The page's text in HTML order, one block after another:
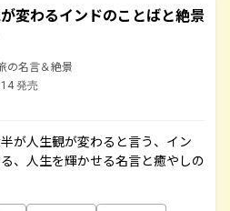
変わるインドのことばと絶景
の名言＆絶景
発売
が人生観が変わると言う、イン
、人生を輝かせる名言と癒やしの